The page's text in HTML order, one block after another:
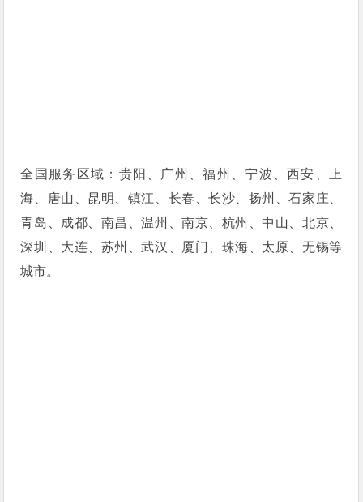
全国服务区域：贵阳、广州、福州、宁波、西安、上
海、唐山、昆明、镇江、长春、长沙、扬州、石家庄、
青岛、成都、南昌、温州、南京、杭州、中山、北京、
深圳、大连、苏州、武汉、厦门、珠海、太原、无锡等
城市。